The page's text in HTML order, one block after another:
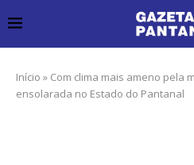
Início » Com clima mais ameno pela
ensolarada no Estado do Pantanal